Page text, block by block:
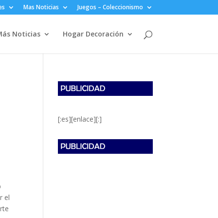
Mas Noticias Juegos – Coleccionismo
Noticias Hogar Decoración
el
[:es][enlace][:]